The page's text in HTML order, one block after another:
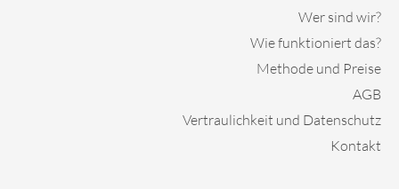
Wer sind wir?
Wie funktioniert das?
Methode und Preise
AGB
Vertraulichkeit und Datenschutz
Kontakt